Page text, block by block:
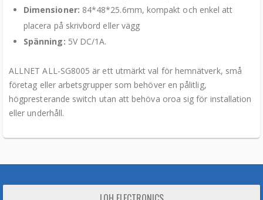
Dimensioner: 84*48*25.6mm, kompakt och enkel att
placera på skrivbord eller vägg
Spänning: 5V DC/1A.
ALLNET ALL-SG8005 är ett utmärkt val för hemnätverk, små
företag eller arbetsgrupper som behöver en pålitlig,
högpresterande switch utan att behöva oroa sig för installation
eller underhåll.